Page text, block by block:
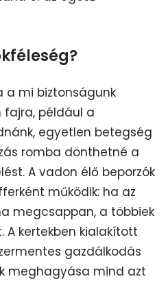
a mi biztonságunk
fajra, például a
egyetlen betegség
romba dönthetné a
A vadon élő beporzók
működik: ha az
megcsappan, a többiek
kertekben kialakított
gazdálkodás
meghagyása mind azt